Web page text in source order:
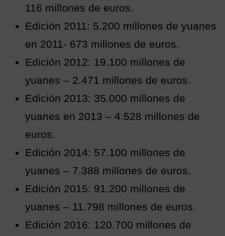
116 millones de euros.
Edición 2011: 5.200 millones de yuanes
en 2011- 673 millones de euros.
Edición 2012: 19.100 millones de
yuanes – 2.471 millones de euros.
Edición 2013: 35.000 millones de
yuanes en 2013 – 4.528 millones de
euros.
Edición 2014: 57.100 millones de
yuanes – 7.388 millones de euros.
Edición 2015: 91.200 millones de
yuanes – 11.798 millones de euros.
Edición 2016: 120.700 millones de